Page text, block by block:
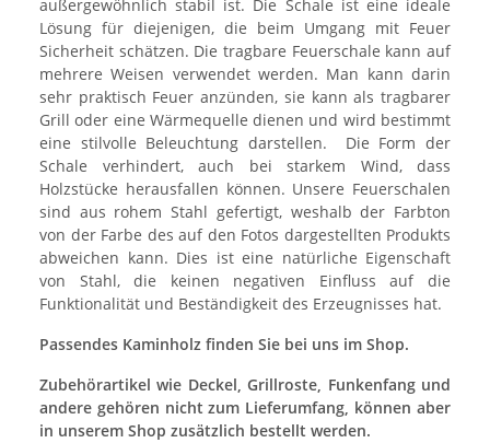
außergewöhnlich stabil ist. Die Schale ist eine ideale
Lösung für diejenigen, die beim Umgang mit Feuer
Sicherheit schätzen. Die tragbare Feuerschale kann auf
mehrere Weisen verwendet werden. Man kann darin
sehr praktisch Feuer anzünden, sie kann als tragbarer
Grill oder eine Wärmequelle dienen und wird bestimmt
eine stilvolle Beleuchtung darstellen. Die Form der
Schale verhindert, auch bei starkem Wind, dass
Holzstücke herausfallen können. Unsere Feuerschalen
sind aus rohem Stahl gefertigt, weshalb der Farbton
von der Farbe des auf den Fotos dargestellten Produkts
abweichen kann. Dies ist eine natürliche Eigenschaft
von Stahl, die keinen negativen Einfluss auf die
Funktionalität und Beständigkeit des Erzeugnisses hat.
Passendes Kaminholz finden Sie bei uns im Shop.
Zubehörartikel wie Deckel, Grillroste, Funkenfang und
andere gehören nicht zum Lieferumfang, können aber
in unserem Shop zusätzlich bestellt werden.